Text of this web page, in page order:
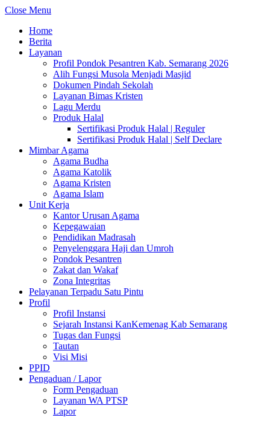
Close Menu
Home
Berita
Layanan
Profil Pondok Pesantren Kab. Semarang 2026
Alih Fungsi Musola Menjadi Masjid
Dokumen Pindah Sekolah
Layanan Bimas Kristen
Lagu Merdu
Produk Halal
Sertifikasi Produk Halal | Reguler
Sertifikasi Produk Halal | Self Declare
Mimbar Agama
Agama Budha
Agama Katolik
Agama Kristen
Agama Islam
Unit Kerja
Kantor Urusan Agama
Kepegawaian
Pendidikan Madrasah
Penyelenggara Haji dan Umroh
Pondok Pesantren
Zakat dan Wakaf
Zona Integritas
Pelayanan Terpadu Satu Pintu
Profil
Profil Instansi
Sejarah Instansi KanKemenag Kab Semarang
Tugas dan Fungsi
Tautan
Visi Misi
PPID
Pengaduan / Lapor
Form Pengaduan
Layanan WA PTSP
Lapor